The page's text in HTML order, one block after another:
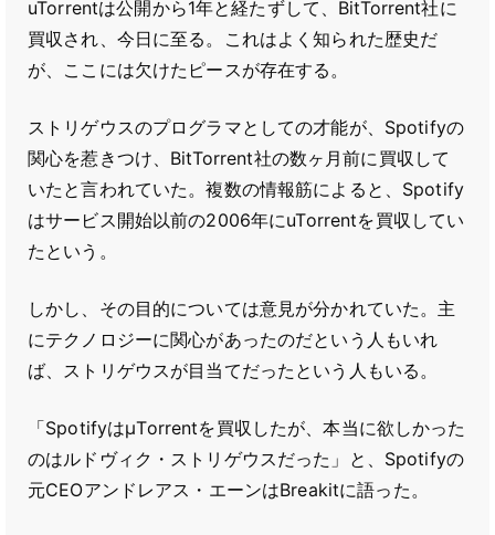
uTorrentは公開から1年と経たずして、BitTorrent社に
買収され、今日に至る。これはよく知られた歴史だ
が、ここには欠けたピースが存在する。
ストリゲウスのプログラマとしての才能が、Spotifyの
関心を惹きつけ、BitTorrent社の数ヶ月前に買収して
いたと言われていた。複数の情報筋によると、Spotify
はサービス開始以前の2006年にuTorrentを買収してい
たという。
しかし、その目的については意見が分かれていた。主
にテクノロジーに関心があったのだという人もいれ
ば、ストリゲウスが目当てだったという人もいる。
「SpotifyはμTorrentを買収したが、本当に欲しかった
のはルドヴィク・ストリゲウスだった」と、Spotifyの
元CEOアンドレアス・エーンはBreakitに語った。